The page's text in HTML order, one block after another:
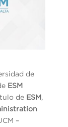
de
ESM
de ESM,
–